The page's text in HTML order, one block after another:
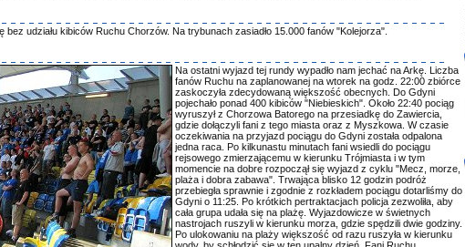
udziału kibiców Ruchu Chorzów. Na trybunach zasiadło 15.000 fanów "Kolejorza".
Na ostatni wyjazd tej rundy wypadło nam jechać na Arkę. Liczba
fanów Ruchu na zaplanowanej na wtorek na godz. 22:00 zbiórce
zaskoczyła zdecydowaną większość obecnych. Do Gdyni
pojechało ponad 400 kibiców "Niebieskich". Około 22:40 pociąg
wyruszył z Chorzowa Batorego na przesiadkę do Zawiercia,
gdzie dołączyli fani z tego miasta oraz z Myszkowa. W czasie
oczekiwania na przyjazd pociągu do Gdyni została odpalona
jedna raca. Po kilkunastu minutach fani wsiedli do pociągu
rejsowego zmierzającemu w kierunku Trójmiasta i w tym
momencie na dobre rozpoczął się wyjazd z cyklu "Mecz, morze,
plaża i dobra zabawa". Trwająca blisko 12 godzin podróż
przebiegła sprawnie i zgodnie z rozkładem pociągu dotarliśmy do
Gdyni o 11:25. Po krótkich pertraktacjach policja zezwoliła, aby
cała grupa udała się na plażę. Wyjazdowicze w świetnych
nastrojach ruszyli w kierunku morza, gdzie spędzili dwie godziny.
Po ulokowaniu na plaży większość od razu ruszyła w kierunku